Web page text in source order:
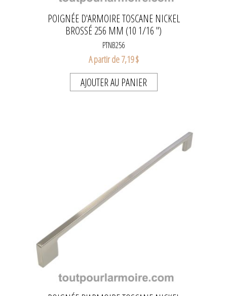
POIGNÉE D'ARMOIRE TOSCANE NICKEL
BROSSÉ 256 MM (10 1/16 ")
PTNB256
A partir de 7,19 $
AJOUTER AU PANIER